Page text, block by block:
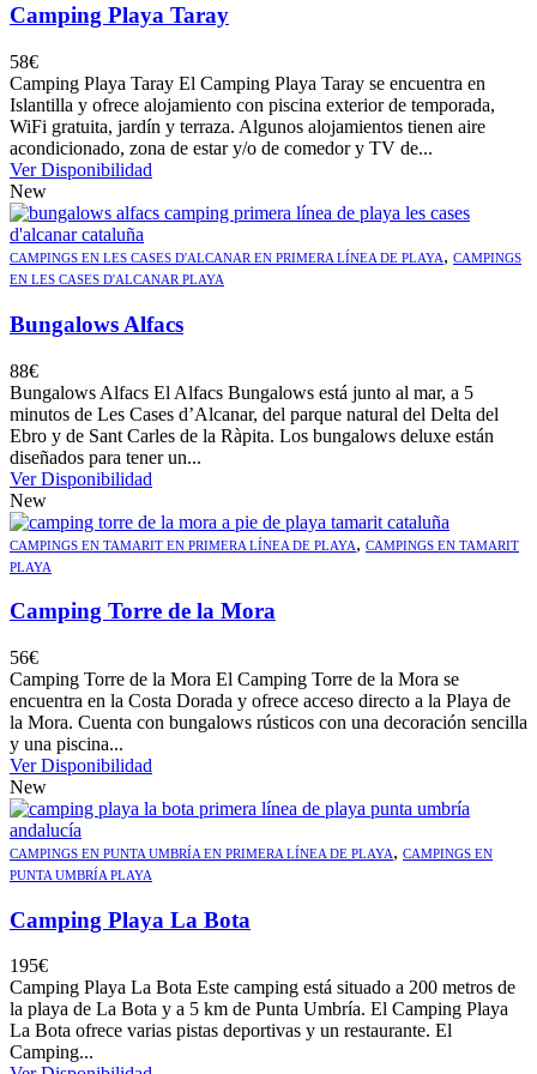
Camping Playa Taray
58€
Camping Playa Taray El Camping Playa Taray se encuentra en
Islantilla y ofrece alojamiento con piscina exterior de temporada,
WiFi gratuita, jardín y terraza. Algunos alojamientos tienen aire
acondicionado, zona de estar y/o de comedor y TV de...
Ver Disponibilidad
New
CAMPINGS EN LES CASES D'ALCANAR EN PRIMERA LÍNEA DE PLAYA, CAMPINGS
EN LES CASES D'ALCANAR PLAYA
Bungalows Alfacs
88€
Bungalows Alfacs El Alfacs Bungalows está junto al mar, a 5
minutos de Les Cases d’Alcanar, del parque natural del Delta del
Ebro y de Sant Carles de la Ràpita. Los bungalows deluxe están
diseñados para tener un...
Ver Disponibilidad
New
CAMPINGS EN TAMARIT EN PRIMERA LÍNEA DE PLAYA, CAMPINGS EN TAMARIT
PLAYA
Camping Torre de la Mora
56€
Camping Torre de la Mora El Camping Torre de la Mora se
encuentra en la Costa Dorada y ofrece acceso directo a la Playa de
la Mora. Cuenta con bungalows rústicos con una decoración sencilla
y una piscina...
Ver Disponibilidad
New
CAMPINGS EN PUNTA UMBRÍA EN PRIMERA LÍNEA DE PLAYA, CAMPINGS EN
PUNTA UMBRÍA PLAYA
Camping Playa La Bota
195€
Camping Playa La Bota Este camping está situado a 200 metros de
la playa de La Bota y a 5 km de Punta Umbría. El Camping Playa
La Bota ofrece varias pistas deportivas y un restaurante. El
Camping...